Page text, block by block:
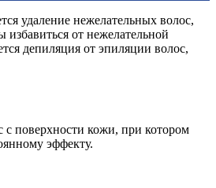
удаление нежелательных волос,
от нежелательной
депиляция от эпиляции волос,
с поверхности кожи, при котором
эффекту.